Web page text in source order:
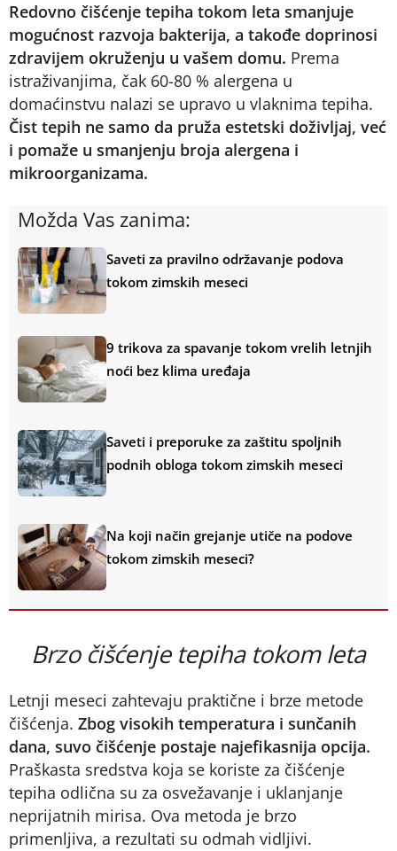
Redovno čišćenje tepiha tokom leta smanjuje
mogućnost razvoja bakterija, a takođe doprinosi
zdravijem okruženju u vašem domu. Prema
istraživanjima, čak 60-80 % alergena u
domaćinstvu nalazi se upravo u vlaknima tepiha.
Čist tepih ne samo da pruža estetski doživljaj, već
i pomaže u smanjenju broja alergena i
mikroorganizama.
Možda Vas zanima:
Saveti za pravilno održavanje podova
tokom zimskih meseci
9 trikova za spavanje tokom vrelih letnjih
noći bez klima uređaja
Saveti i preporuke za zaštitu spoljnih
podnih obloga tokom zimskih meseci
Na koji način grejanje utiče na podove
tokom zimskih meseci?
Brzo čišćenje tepiha tokom leta
Letnji meseci zahtevaju praktične i brze metode
čišćenja. Zbog visokih temperatura i sunčanih
dana, suvo čišćenje postaje najefikasnija opcija.
Praškasta sredstva koja se koriste za čišćenje
tepiha odlična su za osvežavanje i uklanjanje
neprijatnih mirisa. Ova metoda je brzo
primenljiva, a rezultati su odmah vidljivi.